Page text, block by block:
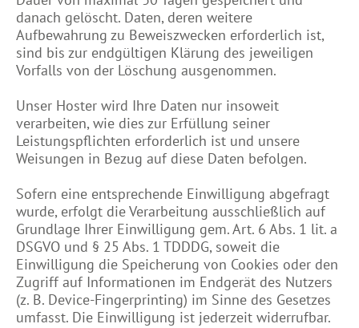
danach gelöscht. Daten, deren weitere
Aufbewahrung zu Beweiszwecken erforderlich ist,
sind bis zur endgültigen Klärung des jeweiligen
Vorfalls von der Löschung ausgenommen.
Unser Hoster wird Ihre Daten nur insoweit
verarbeiten, wie dies zur Erfüllung seiner
Leistungspflichten erforderlich ist und unsere
Weisungen in Bezug auf diese Daten befolgen.
Sofern eine entsprechende Einwilligung abgefragt
wurde, erfolgt die Verarbeitung ausschließlich auf
Grundlage Ihrer Einwilligung gem. Art. 6 Abs. 1 lit. a
DSGVO und § 25 Abs. 1 TDDDG, soweit die
Einwilligung die Speicherung von Cookies oder den
Zugriff auf Informationen im Endgerät des Nutzers
(z. B. Device-Fingerprinting) im Sinne des Gesetzes
umfasst. Die Einwilligung ist jederzeit widerrufbar.